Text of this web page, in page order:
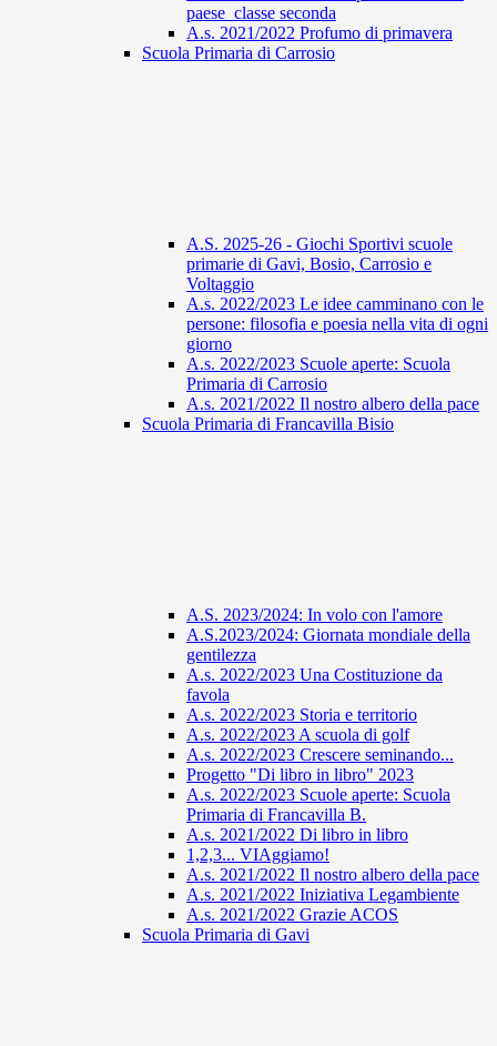
paese_classe seconda
A.s. 2021/2022 Profumo di primavera
Scuola Primaria di Carrosio
A.S. 2025-26 - Giochi Sportivi scuole
primarie di Gavi, Bosio, Carrosio e
Voltaggio
A.s. 2022/2023 Le idee camminano con le
persone: filosofia e poesia nella vita di ogni
giorno
A.s. 2022/2023 Scuole aperte: Scuola
Primaria di Carrosio
A.s. 2021/2022 Il nostro albero della pace
Scuola Primaria di Francavilla Bisio
A.S. 2023/2024: In volo con l'amore
A.S.2023/2024: Giornata mondiale della
gentilezza
A.s. 2022/2023 Una Costituzione da
favola
A.s. 2022/2023 Storia e territorio
A.s. 2022/2023 A scuola di golf
A.s. 2022/2023 Crescere seminando...
Progetto "Di libro in libro" 2023
A.s. 2022/2023 Scuole aperte: Scuola
Primaria di Francavilla B.
A.s. 2021/2022 Di libro in libro
1,2,3... VIAggiamo!
A.s. 2021/2022 Il nostro albero della pace
A.s. 2021/2022 Iniziativa Legambiente
A.s. 2021/2022 Grazie ACOS
Scuola Primaria di Gavi